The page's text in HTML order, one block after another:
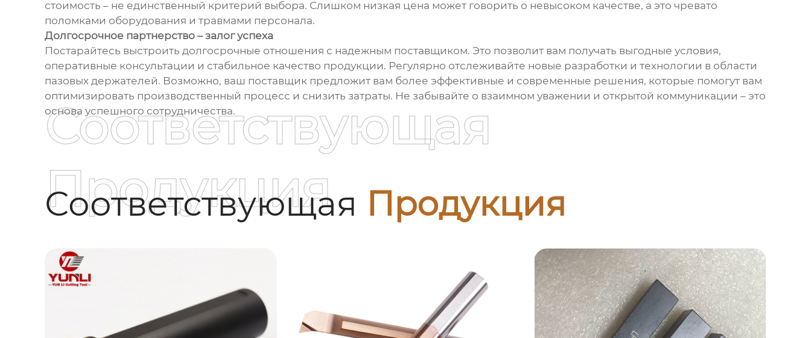
стоимость – не единственный критерий выбора. Слишком низкая цена может говорить о невысоком качестве, а это чревато
поломками оборудования и травмами персонала.
Долгосрочное партнерство – залог успеха
Постарайтесь выстроить долгосрочные отношения с надежным поставщиком. Это позволит вам получать выгодные условия,
оперативные консультации и стабильное качество продукции. Регулярно отслеживайте новые разработки и технологии в области
пазовых держателей. Возможно, ваш поставщик предложит вам более эффективные и современные решения, которые помогут вам
оптимизировать производственный процесс и снизить затраты. Не забывайте о взаимном уважении и открытой коммуникации – это
основа успешного сотрудничества.
Соответствующая Продукция
Соответствующая
Продукция